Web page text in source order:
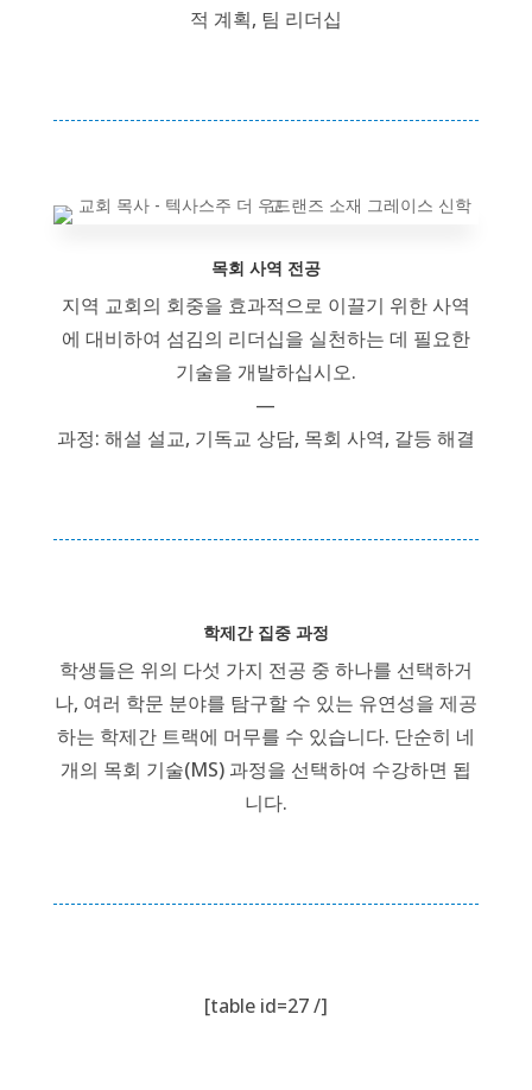
적 계획, 팀 리더십
목회 사역 전공
지역 교회의 회중을 효과적으로 이끌기 위한 사역
에 대비하여 섬김의 리더십을 실천하는 데 필요한
기술을 개발하십시오.
—
과정: 해설 설교, 기독교 상담, 목회 사역, 갈등 해결
학제간 집중 과정
학생들은 위의 다섯 가지 전공 중 하나를 선택하거
나, 여러 학문 분야를 탐구할 수 있는 유연성을 제공
하는 학제간 트랙에 머무를 수 있습니다. 단순히 네
개의 목회 기술(MS) 과정을 선택하여 수강하면 됩
니다.
[table id=27 /]